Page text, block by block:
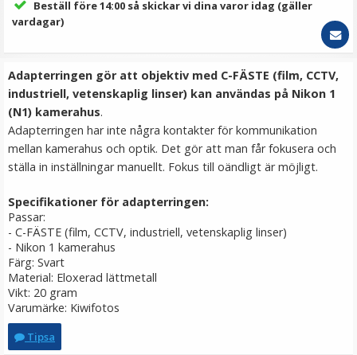
JJC Ögonmussla för Nikon Z6 III, Z7 II, Z6 II, Z6, Z5
★★★★★
LÄGG I VARUKORG
Beställ före 14:00 så skickar vi dina varor idag (gäller
vardagar)
Adapterringen gör att objektiv med C-FÄSTE (film, CCTV,
industriell, vetenskaplig linser) kan användas på Nikon 1
(N1) kamerahus.
Adapterringen har inte några kontakter för kommunikation
mellan kamerahus och optik. Det gör att man får fokusera och
ställa in inställningar manuellt. Fokus till oändligt är möjligt.
Specifikationer för adapterringen:
Passar:
- C-FÄSTE (film, CCTV, industriell, vetenskaplig linser)
- Nikon 1 kamerahus
Färg: Svart
Material: Eloxerad lättmetall
Vikt: 20 gram
Varumärke: Kiwifotos
Tipsa